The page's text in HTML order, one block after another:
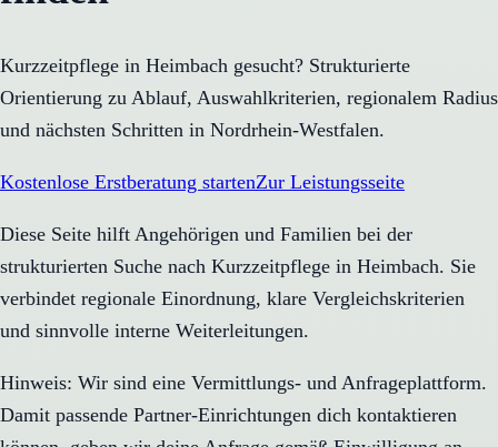
Kurzzeitpflege in Heimbach gesucht? Strukturierte
Orientierung zu Ablauf, Auswahlkriterien, regionalem Radius
und nächsten Schritten in Nordrhein-Westfalen.
Kostenlose Erstberatung startenZur Leistungsseite
Diese Seite hilft Angehörigen und Familien bei der
strukturierten Suche nach Kurzzeitpflege in Heimbach. Sie
verbindet regionale Einordnung, klare Vergleichskriterien
und sinnvolle interne Weiterleitungen.
Hinweis: Wir sind eine Vermittlungs- und Anfrageplattform.
Damit passende Partner-Einrichtungen dich kontaktieren